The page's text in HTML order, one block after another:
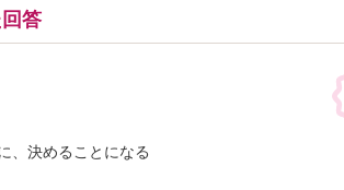
答
、決めることになる